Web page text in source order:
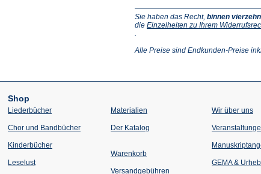
Sie haben das Recht, binnen
die Einzelheiten zu Ihrem
einem
.
Alle Preise sind Endkunden-Preise
Shop
Liederbücher
Chor und Bandbücher
Kinderbücher
Leselust
Materialien
Der Katalog
Warenkorb
Versandgebühren
Wir über uns
GEMA &